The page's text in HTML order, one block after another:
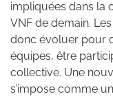
impliquées dans la
VNF de demain.
donc évoluer pour
équipes, être
collective. Une
s’impose comme